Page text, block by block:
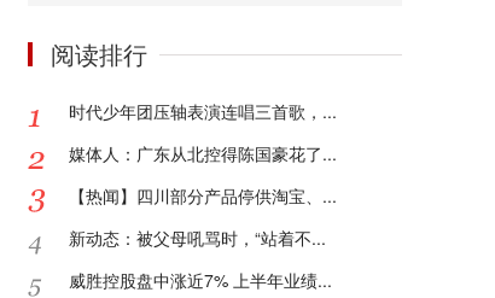
阅读排行
时代少年团压轴表演连唱三首歌，...
媒体人：广东从北控得陈国豪花了...
【热闻】四川部分产品停供淘宝、...
新动态：被父母吼骂时，“站着不...
威胜控股盘中涨近7% 上半年业绩...